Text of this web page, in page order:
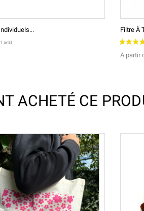
Filtre À
A partir
ACHETÉ CE